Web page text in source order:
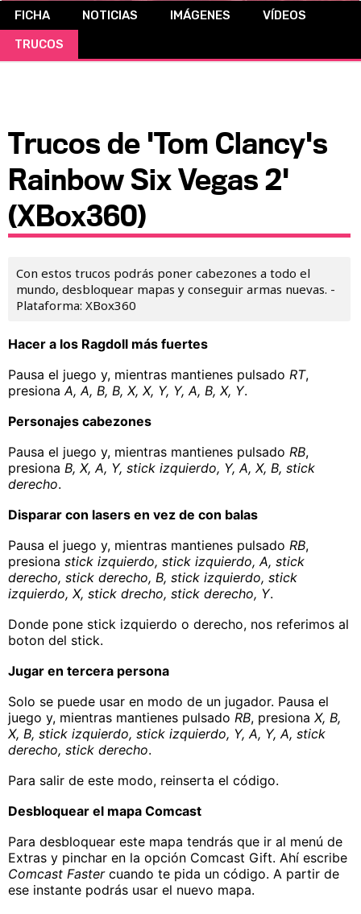
CÓMICS
FICHA NOTICIAS IMÁGENES
VÍDEOS
TRUCOS
Trucos de 'Tom Clancy's
Rainbow Six Vegas 2'
(XBox360)
Con estos trucos podrás poner cabezones a todo el
mundo, desbloquear mapas y conseguir armas nuevas. -
Plataforma: XBox360
Hacer a los Ragdoll más fuertes
Pausa el juego y, mientras mantienes pulsado RT,
presionaA, A, B, B, X, X, Y, Y, A, B, X, Y.
Personajes cabezones
Pausa el juego y, mientras mantienes pulsado RB,
presiona B, X, A, Y, stick izquierdo, Y, A, X, B, stick
derecho.
Disparar con lasers en vez de con balas
Pausa el juego y, mientras mantienes pulsado RB,
presiona stick izquierdo, stick izquierdo, A, stick
derecho, stick derecho, B, stick izquierdo, stick
izquierdo, X, stick drecho, stick derecho, Y.
Donde pone stick izquierdo o derecho, nos referimos al
boton del stick.
Jugar en tercera persona
Solo se puede usar en modo de un jugador. Pausa el
juego y, mientras mantienes pulsado RB, presiona X, B,
X, B, stick izquierdo, stick izquierdo, Y, A, Y, A, stick
derecho, stick derecho.
Para salir de este modo, reinserta el código.
Desbloquear el mapa Comcast
Para desbloquear este mapa tendrás que ir al menú de
Extras y pinchar en la opción Comcast Gift. Ahí escribe
Comcast Fastercuando te pida un código. A partir de
ese instante podrás usar el nuevo mapa.